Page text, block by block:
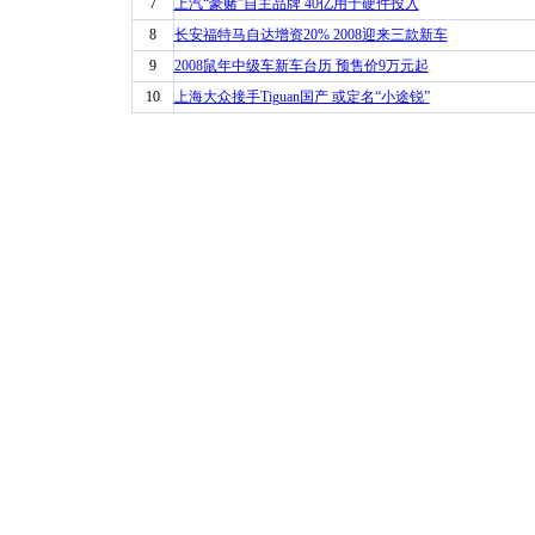
7
上汽“豪赌”自主品牌 40亿用于硬件投入
8
长安福特马自达增资20% 2008迎来三款新车
9
2008鼠年中级车新车台历 预售价9万元起
10
上海大众接手Tiguan国产 或定名“小途锐”